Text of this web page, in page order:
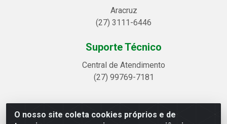
O nosso site coleta cookies próprios e de
Aracruz
(27) 3111-6446
Suporte Técnico
Central de Atendimento
(27) 99769-7181
Linhavix Distribuidora LTDA - Avenida Alegre, 2521 -